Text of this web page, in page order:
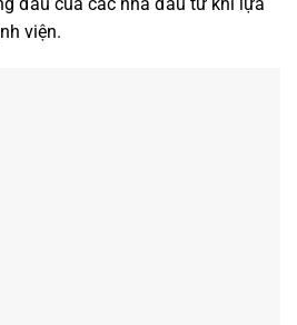
viện.